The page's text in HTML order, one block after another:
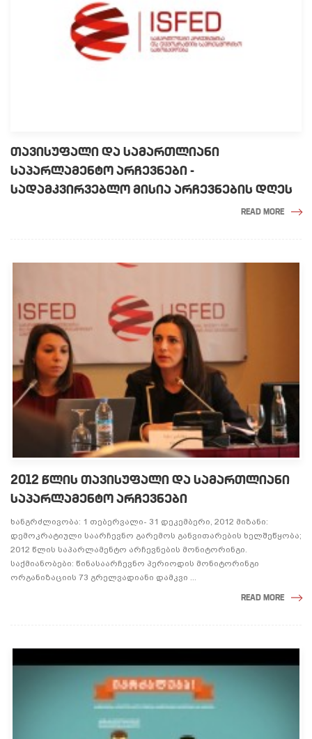
ᲗᲐᲕᲘᲡᲣᲤᲐᲚᲘ ᲓᲐ ᲡᲐᲛᲐᲠᲗᲚᲘᲐᲜᲘ
ᲡᲐᲞᲐᲠᲚᲐᲛᲔᲜᲢᲝ ᲐᲠᲩᲔᲕᲜᲔᲑᲘ -
ᲡᲐᲓᲐᲛᲙᲕᲘᲠᲕᲔᲑᲚᲝ ᲛᲘᲡᲘᲐ ᲐᲠᲩᲔᲕᲜᲔᲑᲘᲡ ᲓᲦᲔᲡ
READ MORE
2012 ᲬᲚᲘᲡ ᲗᲐᲕᲘᲡᲣᲤᲐᲚᲘ ᲓᲐ ᲡᲐᲛᲐᲠᲗᲚᲘᲐᲜᲘ
ᲡᲐᲞᲐᲠᲚᲐᲛᲔᲜᲢᲝ ᲐᲠᲩᲔᲕᲜᲔᲑᲘ
ხანგრძლივობა: 1 თებერვალი- 31 დეკემბერი, 2012 მიზანი:
დემოკრატიული საარჩევნო გარემოს განვითარების ხელშეწყობა;
2012 წლის საპარლამენტო არჩევნების მონიტორინგი.
საქმიანობები: წინასაარჩევნო პერიოდის მონიტორინგი
ორგანიზაციის 73 გრელვადიანი დამკვი ...
READ MORE